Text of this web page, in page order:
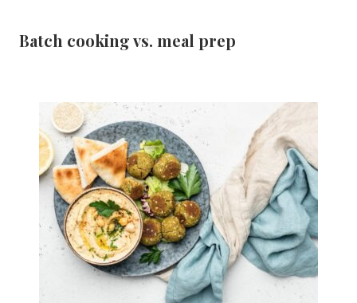
Batch cooking vs. meal prep